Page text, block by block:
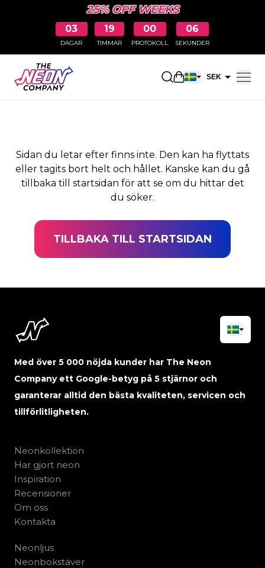
25% OFF WEEKS
03
DAGAR
19
TIMMAR
00
PROTOKOLL
05
SEKUNDER
ÖppnaSEK
SIDAN HITTADES INTE
Sidan du letar efter finns inte. Den kan ha flyttats
eller tagits bort helt och hållet. Kanske kan du gå
tillbaka till startsidan för att se om du hittar det
du söker.
TILLBAKA TILL STARTSIDAN
Med över 5 000 nöjda kunder har The Neon
Company ett Google-betyg på 5 stjärnor och
garanterar alltid den bästa kvaliteten, servicen och
tillförlitligheten.
Neonkollektion
Har gjort neon
Inspiration
Recensioner
Om oss
Kontakta
Neonljus
Neonbokstäver